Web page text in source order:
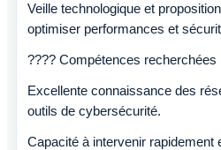
Veille technologique et
optimiser performances et
???? Compétences recherchées
Excellente connaissance des
outils de cybersécurité.
Capacité à intervenir rapidement